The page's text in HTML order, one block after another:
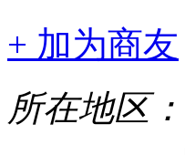
+ 加为商友
所在地区：